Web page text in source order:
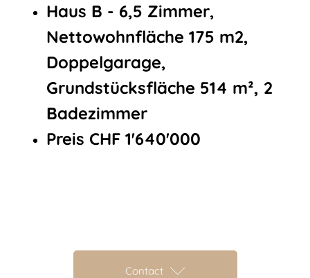
Haus B - 6,5 Zimmer,
Nettowohnfläche 175 m2,
Doppelgarage,
Grundstücksfläche 514 m², 2
Badezimmer
Preis CHF 1'640'000
Contact